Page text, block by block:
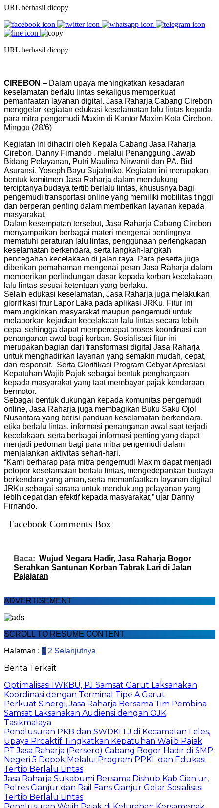
URL berhasil dicopy
URL berhasil dicopy
CIREBON – Dalam upaya meningkatkan kesadaran
keselamatan berlalu lintas sekaligus memperkuat
pemanfaatan layanan digital, Jasa Raharja Cabang Cirebon
menggelar kegiatan edukasi keselamatan lalu lintas kepada
para mitra pengemudi Maxim di Kantor Maxim Kota Cirebon,
Minggu (28/6)
Kegiatan ini dihadiri oleh Kepala Cabang Jasa Raharja
Cirebon, Danny Firnando , melalui Penanggung Jawab
Bidang Pelayanan, Putri Maulina Nirwanti dan PA. Bid
Asuransi, Yoseph Bayu Sujatmiko. Kegiatan ini merupakan
bentuk komitmen Jasa Raharja dalam mendukung
terciptanya budaya tertib berlalu lintas, khususnya bagi
pengemudi transportasi online yang memiliki mobilitas tinggi
dan berperan penting dalam memberikan layanan kepada
masyarakat.
Dalam kesempatan tersebut, Jasa Raharja Cabang Cirebon
menyampaikan berbagai materi mengenai pentingnya
mematuhi peraturan lalu lintas, penggunaan perlengkapan
keselamatan berkendara, serta langkah-langkah
pencegahan kecelakaan di jalan raya. Para peserta juga
diberikan pemahaman mengenai peran Jasa Raharja dalam
memberikan perlindungan dasar kepada korban kecelakaan
lalu lintas sesuai ketentuan yang berlaku.
Selain edukasi keselamatan, Jasa Raharja juga melakukan
glorifikasi fitur Lapor Laka pada aplikasi JRKu. Fitur ini
memungkinkan masyarakat maupun pengemudi untuk
melaporkan kejadian kecelakaan lalu lintas secara lebih
cepat sehingga dapat mempercepat proses koordinasi dan
penanganan awal bagi korban. Sosialisasi fitur ini
merupakan bagian dari transformasi digital Jasa Raharja
untuk menghadirkan layanan yang semakin mudah, cepat,
dan responsif. Serta Glorifikasi Program Gebyar Apresiasi
Kepatuhan Wajib Pajak sebagai bentuk penghargaan
kepada masyarakat yang taat membayar pajak kendaraan
bermotor.
Sebagai bentuk dukungan kepada komunitas pengemudi
online, Jasa Raharja juga membagikan Buku Saku Ojol
Nusantara yang berisi panduan keselamatan berkendara,
etika berlalu lintas, informasi penanganan awal saat terjadi
kecelakaan, serta berbagai informasi penting yang dapat
menjadi pedoman bagi para mitra pengemudi dalam
menjalankan aktivitas sehari-hari.
“Kami berharap para mitra pengemudi Maxim dapat menjadi
pelopor keselamatan berlalu lintas, mengedepankan budaya
berkendara yang aman, serta memanfaatkan layanan digital
JRKu sebagai sarana untuk mendukung pelayanan yang
lebih cepat dan efektif kepada masyarakat,” ujar Danny
Firnando.
Facebook Comments Box
Baca: Wujud Negara Hadir, Jasa Raharja Bogor
Serahkan Santunan Korban Tabrak Lari di Jalan
Pajajaran
ADVERTISEMENT
SCROLL TO RESUME CONTENT
Halaman : 1 2 Selanjutnya
Berita Terkait
Optimalisasi IWKBU, PJ Samsat Garut Laksanakan
Koordinasi dengan Terminal Tipe A Garut
Perkuat Sinergi, Jasa Raharja Bersama Tim Pembina
Samsat Laksanakan Audiensi dengan OJK
Tasikmalaya
Penelusuran PKB dan SWDKLLJ di Kecamatan Leles,
Upaya Proaktif Tingkatkan Kepatuhan Wajib Pajak
PT Jasa Raharja (Persero) Cabang Bogor Hadir di SMP
Negeri 5 Depok Melalui Program PPKL dan Edukasi
Tertib Berlalu Lintas
Jasa Raharja Sukabumi Bersama Dishub Kab Cianjur,
Polres Cianjur dan Rail Fans Cianjur Gelar Sosialisasi
Tertib Berlalu Lintas